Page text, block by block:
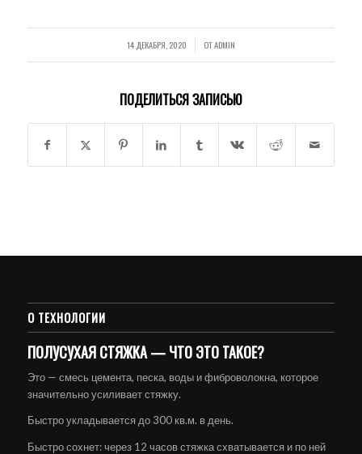
14 ДЕКАБРЯ, 2020
/ ОТADMIN
ПОДЕЛИТЬСЯ ЗАПИСЬЮ
О ТЕХНОЛОГИИ
ПОЛУСУХАЯ СТЯЖКА — ЧТО ЭТО ТАКОЕ?
Это — смесь цемента, песка, воды и фиброволокна, которое
значительно усиливает стяжку.
Быстро укладывается до 300 кв.м. в день.
Быстро сохнет: через 12 часов стяжка схватывается и по ней